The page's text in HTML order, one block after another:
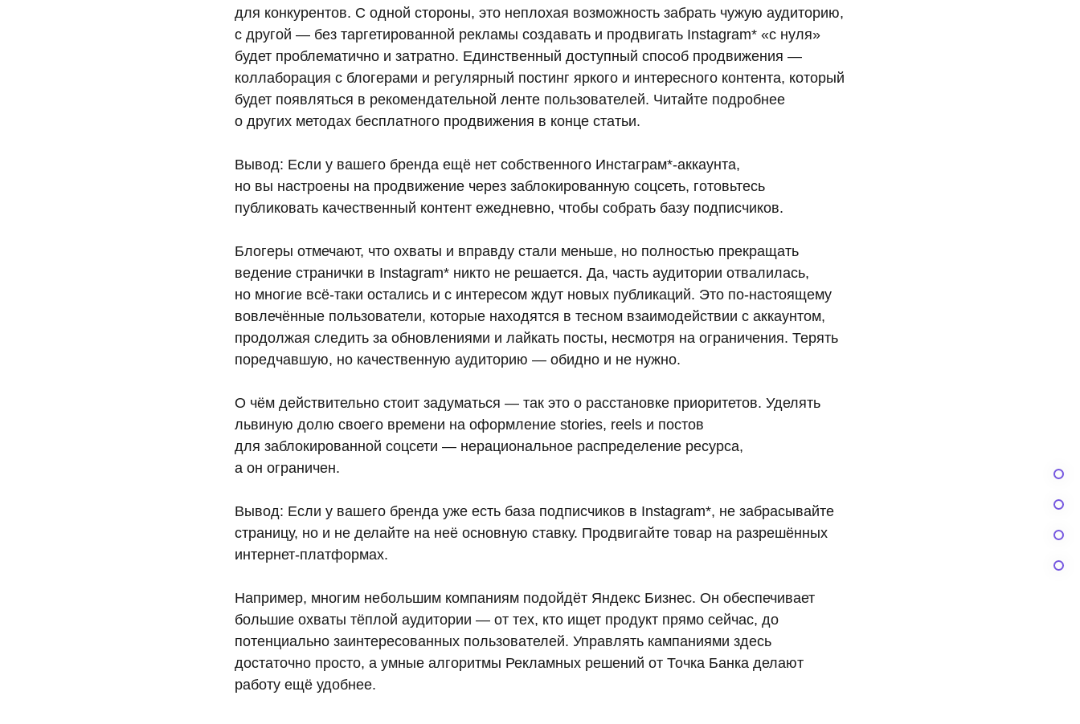
для конкурентов. С одной стороны, это неплохая возможность забрать чужую аудиторию,
с другой — без таргетированной рекламы создавать и продвигать Instagram* «с нуля»
будет проблематично и затратно. Единственный доступный способ продвижения —
коллаборация с блогерами и регулярный постинг яркого и интересного контента, который
будет появляться в рекомендательной ленте пользователей. Читайте подробнее
о других методах бесплатного продвижения в конце статьи.
Вывод: Если у вашего бренда ещё нет собственного Инстаграм*-аккаунта,
но вы настроены на продвижение через заблокированную соцсеть, готовьтесь
публиковать качественный контент ежедневно, чтобы собрать базу подписчиков.
Блогеры отмечают, что охваты и вправду стали меньше, но полностью прекращать
ведение странички в Instagram* никто не решается. Да, часть аудитории отвалилась,
но многие всё-таки остались и с интересом ждут новых публикаций. Это по-настоящему
вовлечённые пользователи, которые находятся в тесном взаимодействии с аккаунтом,
продолжая следить за обновлениями и лайкать посты, несмотря на ограничения. Терять
поредчавшую, но качественную аудиторию — обидно и не нужно.
О чём действительно стоит задуматься — так это о расстановке приоритетов. Уделять
львиную долю своего времени на оформление stories, reels и постов
для заблокированной соцсети — нерациональное распределение ресурса,
а он ограничен.
Вывод: Если у вашего бренда уже есть база подписчиков в Instagram*, не забрасывайте
страницу, но и не делайте на неё основную ставку. Продвигайте товар на разрешённых
интернет-платформах.
Например, многим небольшим компаниям подойдёт Яндекс Бизнес. Он обеспечивает
большие охваты тёплой аудитории — от тех, кто ищет продукт прямо сейчас, до
потенциально заинтересованных пользователей. Управлять кампаниями здесь
достаточно просто, а умные алгоритмы Рекламных решений от Точка Банка делают
работу ещё удобнее.